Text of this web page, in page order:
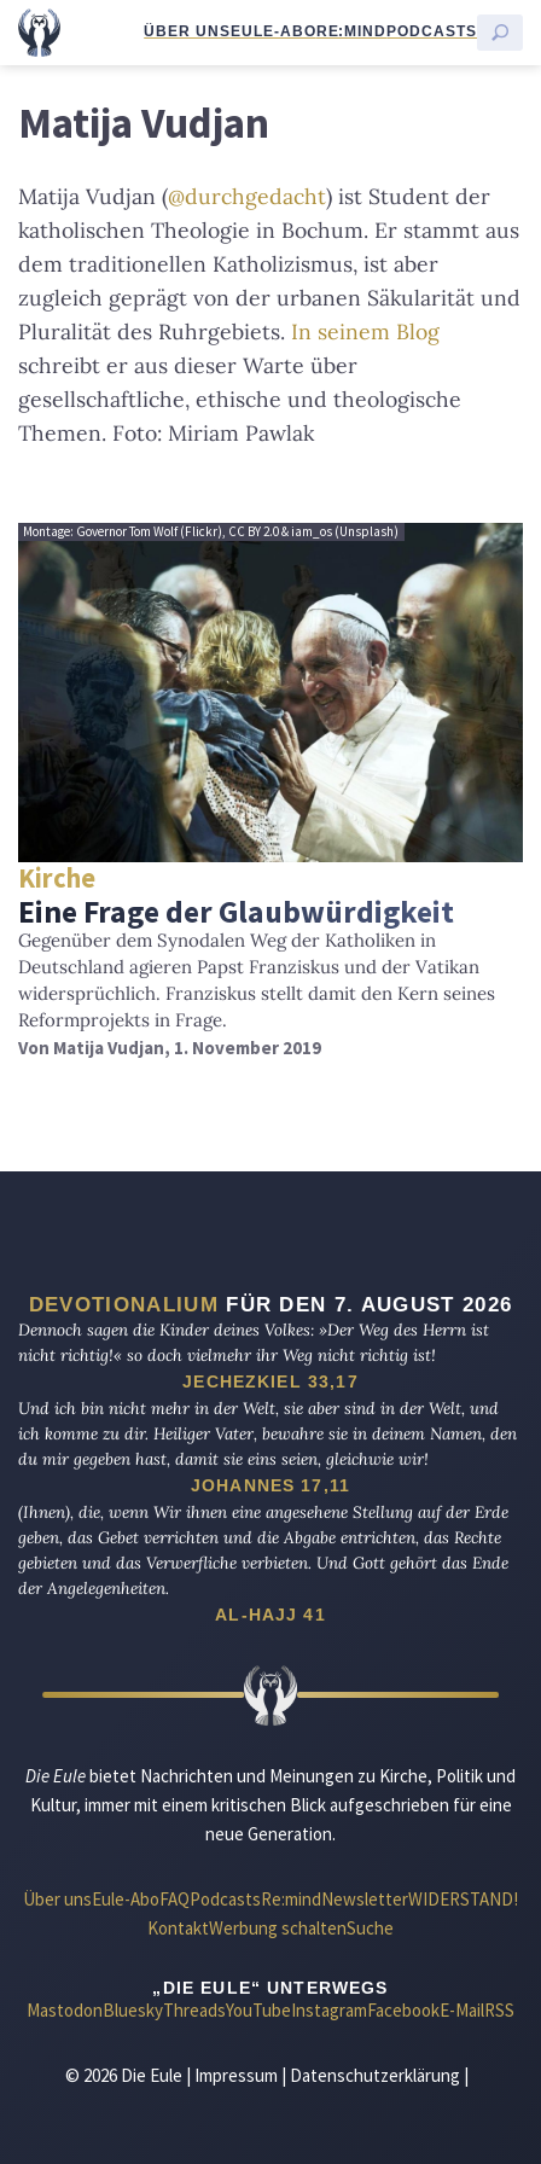
ÜBER UNSEULE-ABORE:MINDPODCASTS
Matija Vudjan
Matija Vudjan (@durchgedacht) ist Student der
katholischen Theologie in Bochum. Er stammt aus
dem traditionellen Katholizismus, ist aber
zugleich geprägt von der urbanen Säkularität und
Pluralität des Ruhrgebiets. In seinem Blog
schreibt er aus dieser Warte über
gesellschaftliche, ethische und theologische
Themen. Foto: Miriam Pawlak
Montage: Governor Tom Wolf (Flickr), CC BY 2.0 & iam_os (Unsplash)
Kirche
Eine Frage der Glaubwürdigkeit
Gegenüber dem Synodalen Weg der Katholiken in
Deutschland agieren Papst Franziskus und der Vatikan
widersprüchlich. Franziskus stellt damit den Kern seines
Reformprojekts in Frage.
Von Matija Vudjan, 1. November 2019
DEVOTIONALIUM FÜR DEN 7. AUGUST 2026
Dennoch sagen die Kinder deines Volkes: »Der Weg des Herrn ist
nicht richtig!« so doch vielmehr ihr Weg nicht richtig ist!
JECHEZKIEL 33,17
Und ich bin nicht mehr in der Welt, sie aber sind in der Welt, und
ich komme zu dir. Heiliger Vater, bewahre sie in deinem Namen, den
du mir gegeben hast, damit sie eins seien, gleichwie wir!
JOHANNES 17,11
(Ihnen), die, wenn Wir ihnen eine angesehene Stellung auf der Erde
geben, das Gebet verrichten und die Abgabe entrichten, das Rechte
gebieten und das Verwerfliche verbieten. Und Gott gehört das Ende
der Angelegenheiten.
AL-HAJJ 41
Die Eulebietet Nachrichten und Meinungen zu Kirche, Politik und
Kultur, immer mit einem kritischen Blick aufgeschrieben für eine
neue Generation.
Über unsEule-AboFAQPodcastsRe:mindNewsletterWIDERSTAND!
KontaktWerbung schaltenSuche
„DIE EULE“ UNTERWEGS
MastodonBlueskyThreadsYouTubeInstagramFacebookE-MailRSS
© 2026 Die Eule | Impressum | Datenschutzerklärung |